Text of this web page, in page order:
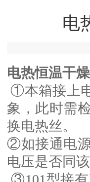
电
电热恒温干
①本箱接上
象，此时需
换电热丝。
②如接通电
电压是否同